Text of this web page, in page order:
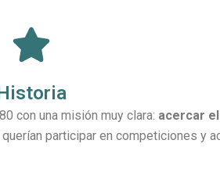
con una misión muy clara: acercar
participar en competiciones y